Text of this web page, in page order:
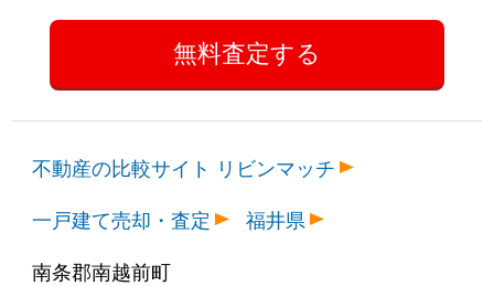
不動産の比較サイト リビンマッチ
一戸建て売却・査定
福井県
南条郡南越前町